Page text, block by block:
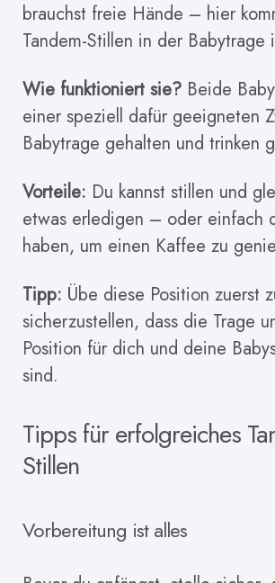
brauchst freie Hände – hier
Tandem-Stillen in der Babytrage
Wie funktioniert sie? Beide
einer speziell dafür geeigneten
Babytrage gehalten und trinken
Vorteile: Du kannst stillen und
etwas erledigen – oder einfach
haben, um einen Kaffee zu
Tipp: Übe diese Position zuerst
sicherzustellen, dass die Trage
Position für dich und deine
sind.
Tipps für erfolgreiches
Stillen
Vorbereitung ist alles